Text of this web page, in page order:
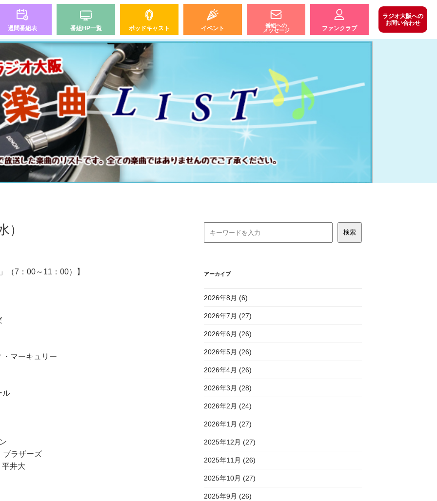
週間番組表 番組HP一覧 ポッドキャスト イベント
番組への
メッセージ
ファンクラブ
ラジオ大阪への
お問い合わせ
）
（7：00～11：00）】
マーキュリー
ル
ラザーズ
井大
アーカイブ
2026年8月 (6)
2026年7月 (27)
2026年6月 (26)
2026年5月 (26)
2026年4月 (26)
2026年3月 (28)
2026年2月 (24)
2026年1月 (27)
2025年12月 (27)
2025年11月 (26)
2025年10月 (27)
2025年9月 (26)